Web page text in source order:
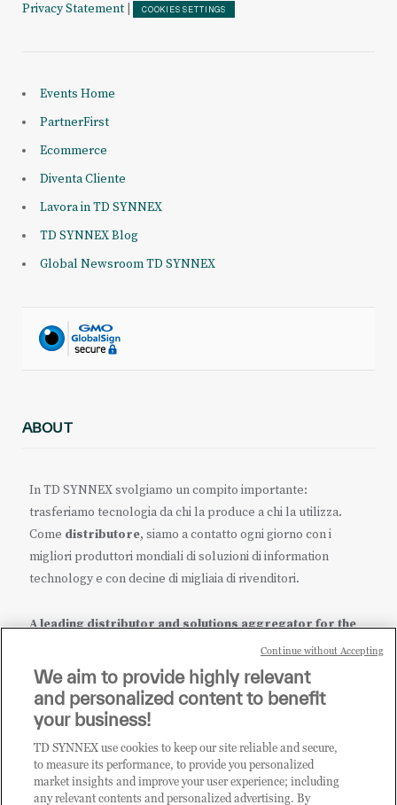
Privacy Statement COOKIES SETTINGS
Events Home
PartnerFirst
Ecommerce
Diventa Cliente
Lavora in TD SYNNEX
TD SYNNEX Blog
Global Newsroom TD SYNNEX
ABOUT
In TD SYNNEX svolgiamo un compito importante:
trasferiamo tecnologia da chi la produce a chi la utilizza.
Come distributore, siamo a contatto ogni giorno con i
migliori produttori mondiali di soluzioni di information
technology e con decine di migliaia di rivenditori.
A leading distributor and solutions aggregator for the
it.tdsynnex.com eu.tdsynnex.com| tdsynnex.com
CATEGORIE
We aim to provide highly relevant
and personalized content to benefit
your business!
TD SYNNEX use cookies to keep our site reliable and secure,
to measure its performance, to provide you personalized
market insights and improve your user experience; including
any relevant contents and personalized advertising. By
Continue without Accepting